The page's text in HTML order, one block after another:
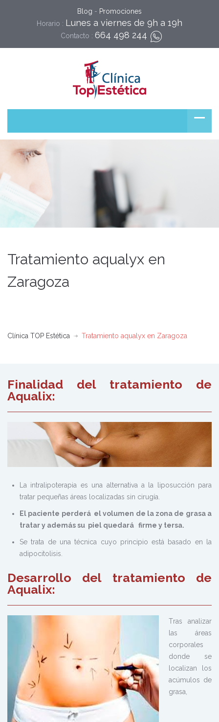
Blog - Promociones
Horario : Lunes a viernes de 9h a 19h
Contacto : 664 498 244
Tratamiento aqualyx en
Zaragoza
Clínica TOP Estética Tratamiento aqualyx en Zaragoza
Finalidad del tratamiento de
Aqualix:
La intralipoterapia es una alternativa a la liposucción para
tratar pequeñas áreas localizadas sin cirugía.
El paciente perderá el volumen de la zona de grasa a
tratar y además su piel quedará firme y tersa.
Se trata de una técnica cuyo principio está basado en la
adipocitolisis.
Desarrollo del tratamiento de
Aqualix:
Tras analizar
las áreas
corporales
donde se
localizan los
acúmulos de
grasa,